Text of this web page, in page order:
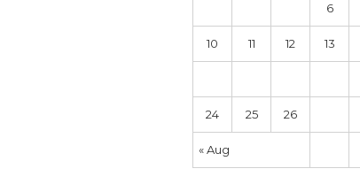
« Aug
6
10 11 12 13
24 25 26